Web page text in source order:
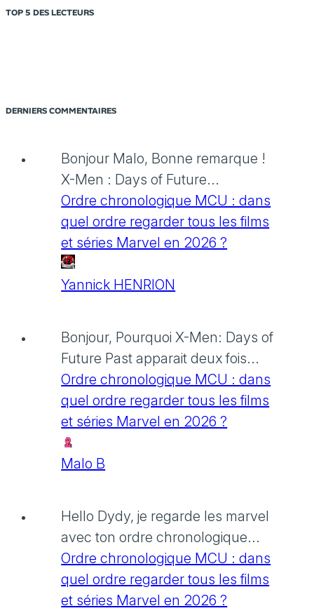
TOP 5 DES LECTEURS
DERNIERS COMMENTAIRES
Bonjour Malo, Bonne remarque !
X-Men : Days of Future...
Ordre chronologique MCU : dans
quel ordre regarder tous les films
et séries Marvel en 2026 ?
Yannick HENRION
Bonjour, Pourquoi X-Men: Days of
Future Past apparait deux fois...
Ordre chronologique MCU : dans
quel ordre regarder tous les films
et séries Marvel en 2026 ?
Malo B
Hello Dydy, je regarde les marvel
avec ton ordre chronologique...
Ordre chronologique MCU : dans
quel ordre regarder tous les films
et séries Marvel en 2026 ?